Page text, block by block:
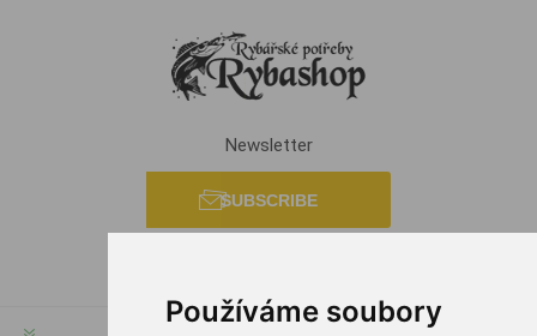
Používáme soubory
Newsletter
SUBSCRIBE